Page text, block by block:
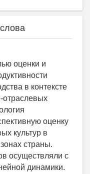
оценки и
в контексте
отраслевых
оценку
культур в
страны.
осуществляли с
динамики.